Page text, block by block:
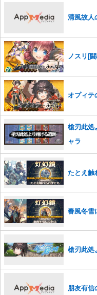
清風故人
ノスリ[
オプィテ
槍刃此処
ャラ
たとえ触
春風冬雪
槍刃此処
朋友有信